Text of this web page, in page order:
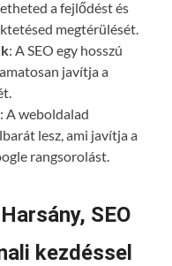
a fejlődést és
megtérülését.
: A SEO egy hosszú
javítja a
: A weboldalad
lesz, ami javítja a
rangsorolást.
SEO
kezdéssel